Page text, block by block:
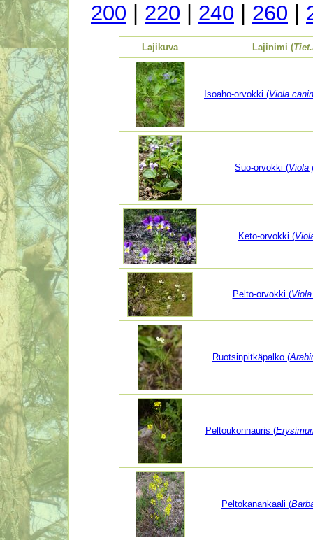
200
220 240 260
Lajikuva Lajinimi (
Isoaho-orvokki (Viola
Suo-orvokki (Viola
Keto-orvokki (
Pelto-orvokki (
Ruotsinpitkäpalko (
Peltoukonnauris (
Peltokanankaali (